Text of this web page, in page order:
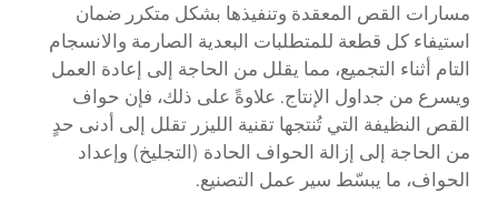
مسارات القص المعقدة وتنفيذها بشكل متكرر ضمان
استيفاء كل قطعة للمتطلبات البعدية الصارمة والانسجام
التام أثناء التجميع، مما يقلل من الحاجة إلى إعادة العمل
ويسرع من جداول الإنتاج. علاوةً على ذلك، فإن حواف
القص النظيفة التي تُنتجها تقنية الليزر تقلل إلى أدنى حدٍ
من الحاجة إلى إزالة الحواف الحادة (التجليخ) وإعداد
الحواف، ما يبسّط سير عمل التصنيع.